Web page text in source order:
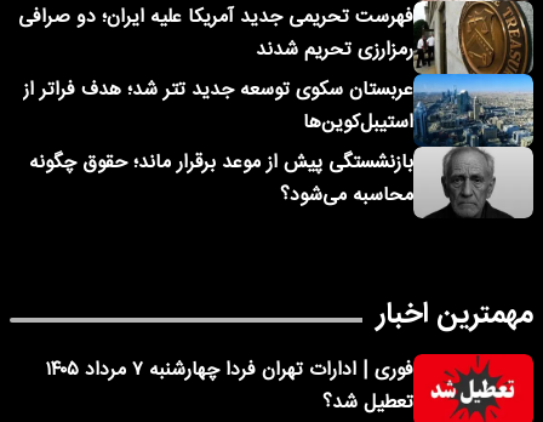
فهرست تحریمی جدید آمریکا علیه ایران؛ دو صرافی
رمزارزی تحریم شدند
عربستان سکوی توسعه جدید تتر شد؛ هدف فراتر از
استیبل‌کوین‌ها
بازنشستگی پیش از موعد برقرار ماند؛ حقوق چگونه
محاسبه می‌شود؟
مهمترین اخبار
فوری | ادارات تهران فردا چهارشنبه ۷ مرداد ۱۴۰۵
تعطیل شد؟